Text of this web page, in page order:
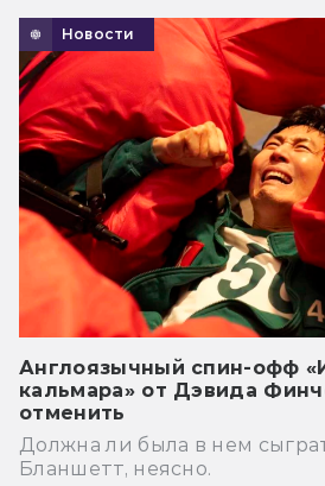
Новости
Англоязычный спин-офф
кальмара» от Дэвида
отменить
Должна ли была в нем
Бланшетт, неясно.